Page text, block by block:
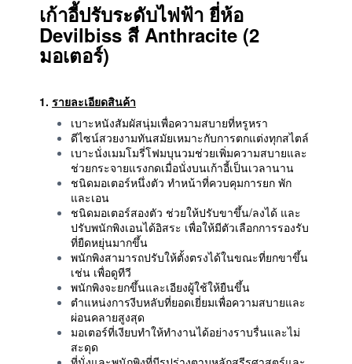
เก้าอี้ปรับระดับไฟฟ้า ยี่ห้อ
Devilbiss สี Anthracite (2
มอเตอร์)
1. รายละเอียดสินค้า
เบาะหนังสัมผัสนุ่มเพื่อความสบายที่หรูหรา
ดีไซน์สวยงามทันสมัยเหมาะกับการตกแต่งทุกสไตล์
เบาะนั่งเมมโมรี่โฟมบุนวมช่วยเพิ่มความสบายและ
ช่วยกระจายแรงกดเมื่อนั่งบนเก้าอี้เป็นเวลานาน
ชนิดมอเตอร์หนึ่งตัว ทำหน้าที่ควบคุมการยก พัก
และเอน
ชนิดมอเตอร์สองตัว ช่วยให้ปรับขาขึ้น/ลงได้ และ
ปรับพนักพิงเอนได้อิสระ เพื่อให้มีตัวเลือกการรองรับ
ที่ยืดหยุ่นมากขึ้น
พนักพิงสามารถปรับให้ตั้งตรงได้ในขณะที่ยกขาขึ้น
เช่น เพื่อดูทีวี
พนักพิงจะยกขึ้นและเอียงผู้ใช้ให้ยืนขึ้น
ตำแหน่งการงีบหลับที่ยอดเยี่ยมเพื่อความสบายและ
ผ่อนคลายสูงสุด
มอเตอร์ที่เงียบทำให้ทำงานได้อย่างราบรื่นและไม่
สะดุด